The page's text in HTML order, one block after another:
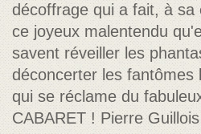
décoffrage qui a fait, à sa
ce joyeux malentendu
savent réveiller les
déconcerter les fantômes
qui se réclame du
CABARET ! Pierre Guillois